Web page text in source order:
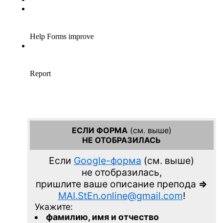
ЕСЛИ ФОРМА (см. выше)
НЕ ОТОБРАЗИЛАСЬ
Если Google-форма (см. выше)
не отобразилась,
пришлите ваше описание препода =>
MAI.StEn.online@gmail.com!
Укажите:
фамилию, имя и отчество